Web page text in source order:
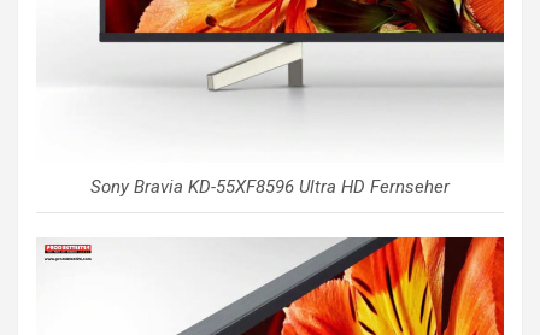
Sony Bravia KD-55XF8596 Ultra HD Fernseher